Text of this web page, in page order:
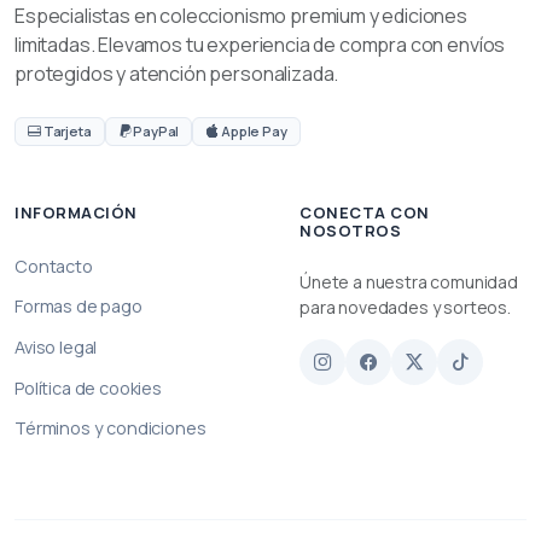
Especialistas en coleccionismo premium y ediciones
limitadas. Elevamos tu experiencia de compra con envíos
protegidos y atención personalizada.
Tarjeta PayPal Apple Pay
INFORMACIÓN
Contacto
Formas de pago
Aviso legal
Política de cookies
Términos y condiciones
CONECTA CON
NOSOTROS
Únete a nuestra comunidad
para novedades y sorteos.